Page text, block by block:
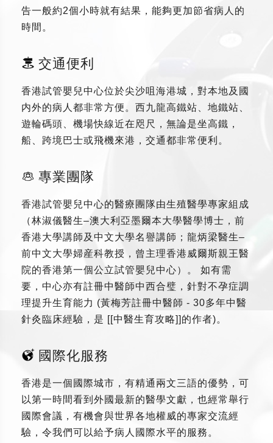
告一般約2個小時就有結果，能夠更加節省病人的
時間。
交通便利
香港試管嬰兒中心位於尖沙咀海港城，對本地及國
内外的病人都非常方便。西九龍高鐵站、地鐵站、
遊輪碼頭、機場快線近在咫尺，無論是坐高鐵，
船、跨境巴士或飛機來港，交通都非常便利。
專業團隊
香港試管嬰兒中心的醫療團隊由生殖醫學專家組成
（林淑儀醫生–澳大利亞墨爾本大學醫學博士，前
香港大學講師及中文大學名譽講師；龍炳梁醫生–
前中文大學婦産科教授，曾主理香港威爾斯親王醫
院的香港第一個公立試管嬰兒中心）。 如有需
要，中心亦有註冊中醫師中西合璧，針對不孕症調
理提升生育能力 (黃梅芳註冊中醫師 - 30多年中醫
針灸臨床經驗，是 [[中醫生育攻略]]的作者)。
國際化服務
香港是一個國際城市，有精通兩文三語的優勢，可
以第一時間看到外國最新的醫學文獻，也經常舉行
國際會議，有機會與世界各地權威的專家交流經
驗，令我們可以給予病人國際水平的服務。